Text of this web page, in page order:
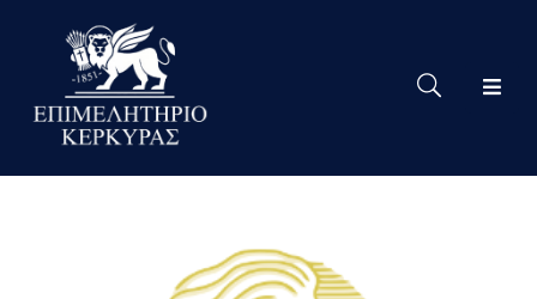
Το
Eπιμελητήριο